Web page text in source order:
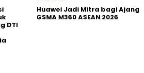
DTI
Huawei Jadi Mitra bagi Ajang
GSMA M360 ASEAN 2026